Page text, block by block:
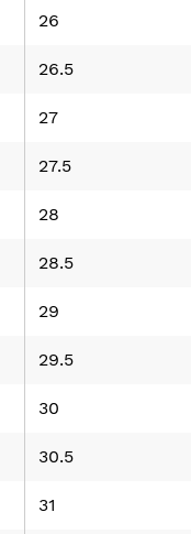
26
26.5
27
27.5
28
28.5
29
29.5
30
30.5
31